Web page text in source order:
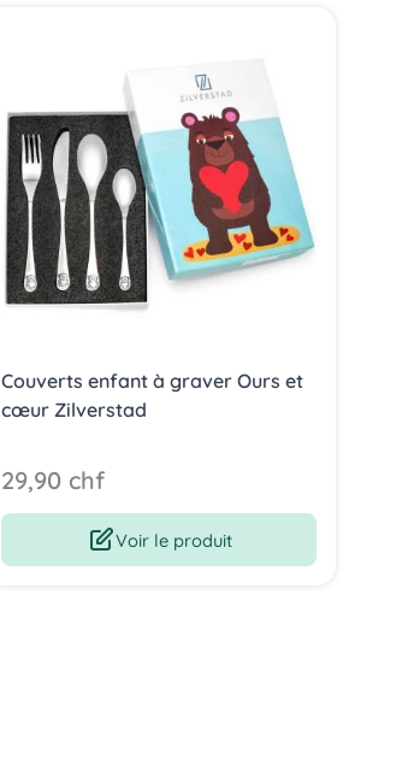
Couverts enfant à graver Ours et
cœur Zilverstad
29,90 chf
Voir le produit